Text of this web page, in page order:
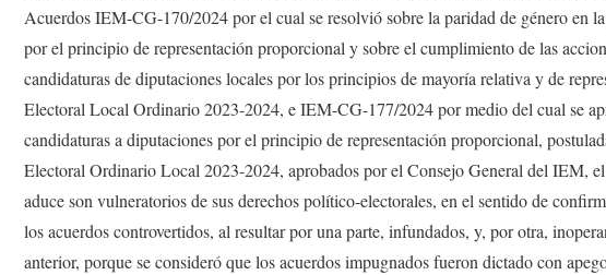
Acuerdos IEM-CG-170/2024 por el cual se resolvió sobre la paridad de género en
por el principio de representación proporcional y sobre el cumplimiento de las
candidaturas de diputaciones locales por los principios de mayoría relativa y de
Electoral Local Ordinario 2023-2024, e IEM-CG-177/2024 por medio del cual se
candidaturas a diputaciones por el principio de representación proporcional,
Electoral Ordinario Local 2023-2024, aprobados por el Consejo General del IEM,
aduce son vulneratorios de sus derechos político-electorales, en el sentido de
los acuerdos controvertidos, al resultar por una parte, infundados, y, por otra,
anterior, porque se consideró que los acuerdos impugnados fueron dictado con